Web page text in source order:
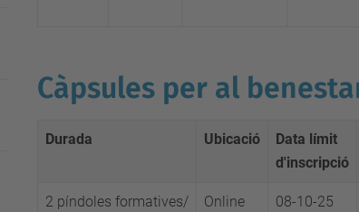
Càpsules per al
Durada Ubicació
Data límit
d'inscripció
2 píndoles formatives/
Online 08-10-25